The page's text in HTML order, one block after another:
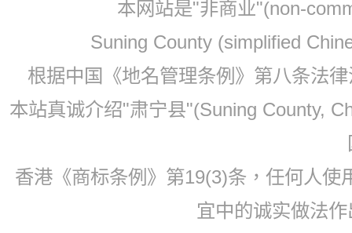
本网站是"非商业"(non-
Suning County (simplified
根据中国《地名管理条例》第八条法
本站真诚介绍"肃宁县"(Suning County,
香港《商标条例》第19(3)条，任何人
宜中的诚实做法